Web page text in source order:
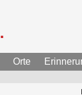
Orte